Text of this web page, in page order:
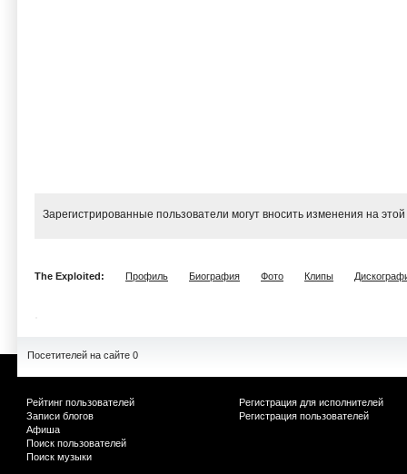
Зарегистрированные пользователи могут вносить изменения на
The Exploited: Профиль Биография Фото Клипы
Посетителей на сайте 0
Рейтинг пользователей
Записи блогов
Афиша
Поиск пользователей
Поиск музыки
Регистрация для исполнителей
Регистрация пользователей